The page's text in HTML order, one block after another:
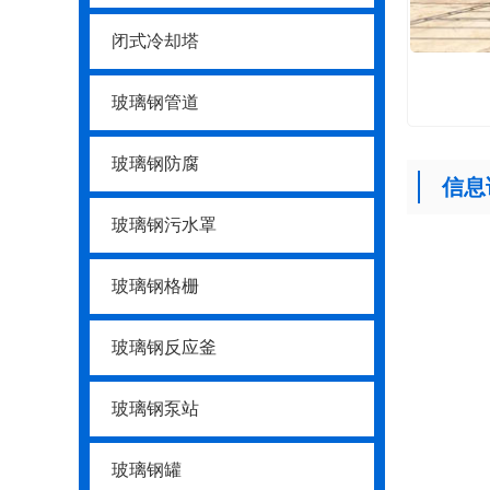
闭式冷却塔
玻璃钢管道
玻璃钢防腐
玻璃钢污水罩
玻璃钢格栅
玻璃钢反应釜
玻璃钢泵站
玻璃钢罐
信